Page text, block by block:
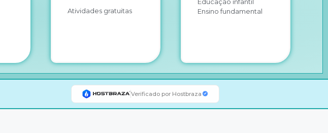
Atividades gratuitas
Educação infantil
Ensino fundamental